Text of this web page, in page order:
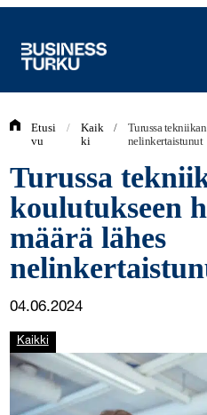
Etusi
vu
/
Kaik
ki
/
Turussa
nelinkertaistunut
Turussa
koulutukseen
määrä lähes
04.06.2024
Kaikki